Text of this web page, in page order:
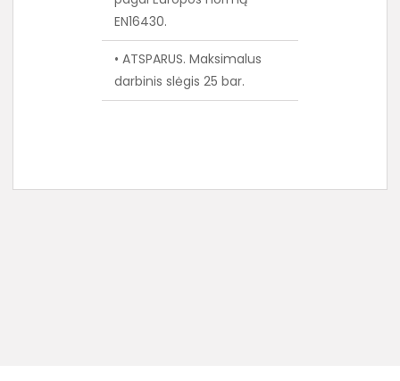
EN16430.
• ATSPARUS. Maksimalus
darbinis slėgis 25 bar.